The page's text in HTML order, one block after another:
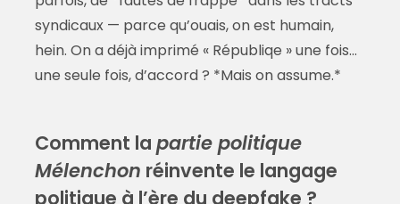
syndicaux — parce qu’ouais, on est humain,
hein. On a déjà imprimé « Républiqe » une fois…
une seule fois, d’accord ? *Mais on assume.*
Comment la partie politique
Mélenchon réinvente le langage
politique à l’ère du deepfake ?